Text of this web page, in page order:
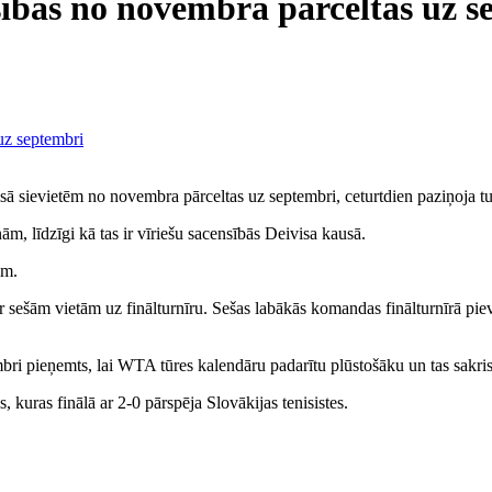
no novembra pārceltas uz
no novembra pārceltas uz septembri, ceturtdien paziņoja
līdzīgi kā tas ir vīriešu sacensībās Deivisa kausā.
vietām uz finālturnīru. Sešas labākās komandas finālturnīrā
pieņemts, lai WTA tūres kalendāru padarītu plūstošāku un tas
kuras finālā ar 2-0 pārspēja Slovākijas tenisistes.